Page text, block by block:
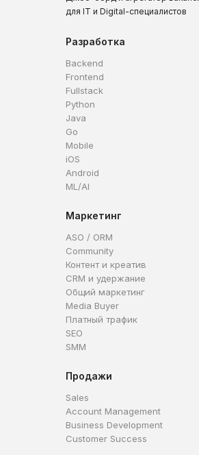
для IT и Digital-специалистов
Разработка
Backend
Frontend
Fullstack
Python
Java
Go
Mobile
iOS
Android
ML/AI
Маркетинг
ASO / ORM
Community
Контент и креатив
CRM и удержание
Общий маркетинг
Media Buyer
Платный трафик
SEO
SMM
Продажи
Sales
Account Management
Business Development
Customer Success